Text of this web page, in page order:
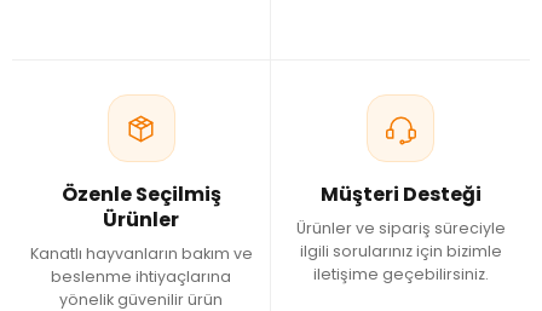
Doğru Probiyotik Nasıl Seçilir?
Ürün seçimi yapılırken içerdiği probiyotik suşları, ek bileşenleri ve
kullanım amacı birlikte değerlendirilmelidir. Günlük bakım için
geliştirilen ürünlerle özel dönemlere yönelik formüller farklı
içeriklere sahip olabilir.
Muhabbet Kuşu Probiyotikleri Güvercin Eczanesi'nde
Özenle Seçilmiş
Ürünler
Kanatlı hayvanların bakım ve
beslenme ihtiyaçlarına
yönelik güvenilir ürün
Müşteri Desteği
Ürünler ve sipariş süreciyle
ilgili sorularınız için bizimle
iletişime geçebilirsiniz.